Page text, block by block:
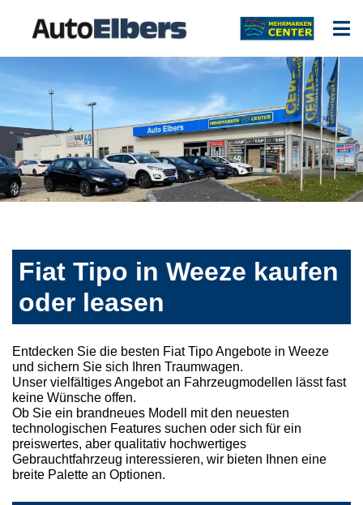
Fiat Tipo in Weeze kaufen
oder leasen
Entdecken Sie die besten Fiat Tipo Angebote in Weeze
und sichern Sie sich Ihren Traumwagen.
Unser vielfältiges Angebot an Fahrzeugmodellen lässt fast
keine Wünsche offen.
Ob Sie ein brandneues Modell mit den neuesten
technologischen Features suchen oder sich für ein
preiswertes, aber qualitativ hochwertiges
Gebrauchtfahrzeug interessieren, wir bieten Ihnen eine
breite Palette an Optionen.